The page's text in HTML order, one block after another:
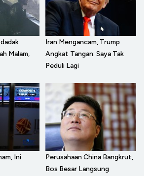
Malam,
Iran Mengancam, Trump
Angkat Tangan: Saya Tak
Peduli Lagi
Ini
Perusahaan China Bangkrut,
Bos Besar Langsung